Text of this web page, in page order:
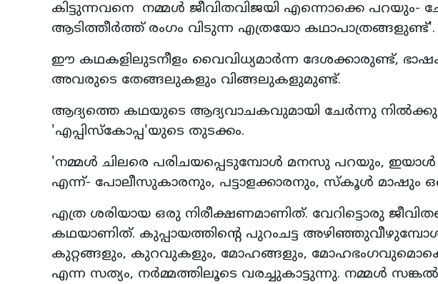
കിട്ടുന്നവനെ നമ്മള്‍ ജീവിതവിജയി എന്നൊക്കെ പറയും-
ആടിത്തീര്‍ത്ത് രംഗം വിടുന്ന എത്രയോ കഥാപാത്രങ്ങളുണ്ട്'.
ഈ കഥകളിലുടനീളം വൈവിധ്യമാര്‍ന്ന ദേശക്കാരുണ്ട്,
അവരുടെ തേങ്ങലുകളും വിങ്ങലുകളുമുണ്ട്.
ആദ്യത്തെ കഥയുടെ ആദ്യവാചകവുമായി ചേര്‍ന്നു
'എപ്പിസ്‌കോപ്പ'യുടെ തുടക്കം.
'നമ്മള്‍ ചിലരെ പരിചയപ്പെടുമ്പോള്‍ മനസു പറയും,
എന്ന്- പോലീസുകാരനും, പട്ടാളക്കാരനും, സ്‌കൂള്‍ മാഷും
എത്ര ശരിയായ ഒരു നിരീക്ഷണമാണിത്. വേറിട്ടൊരു
കഥയാണിത്. കുപ്പായത്തിന്റെ പുറംചട്ട
കുറ്റങ്ങളും, കുറവുകളും, മോഹങ്ങളും,
എന്ന സത്യം, നര്‍മ്മത്തിലൂടെ വരച്ചുകാട്ടുന്നു. നമ്മള്‍